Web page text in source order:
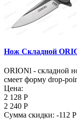
Нож Складной
ORIONl - складной
смеет форму drop-
Цена:
2 128 Р
2 240 Р
Сумма скидки: -112 Р